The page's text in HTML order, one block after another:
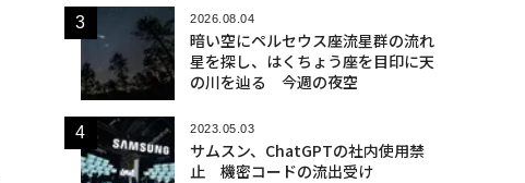
2026.08.04
暗い空にペルセウス座流星群の流れ
星を探し、はくちょう座を目印に天
の川を辿る 今週の夜空
2023.05.03
サムスン、ChatGPTの社内使用禁
止 機密コードの流出受け